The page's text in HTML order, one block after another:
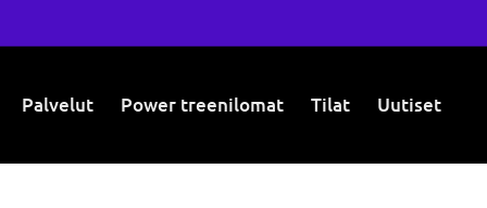
Palvelut Power treenilomat Tilat Uutiset